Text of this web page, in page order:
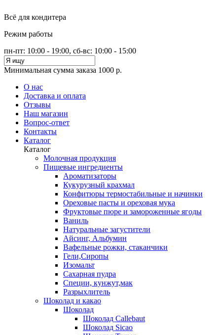
Всё для кондитера
Режим работы
пн-пт: 10:00 - 19:00, сб-вс: 10:00 - 15:00
Минимальная сумма заказа 1000 р.
О нас
Доставка и оплата
Отзывы
Наш магазин
Вопрос-ответ
Контакты
Каталог
Каталог
Молочная продукция
Пищевые ингредиенты
Ароматизаторы
Кукурузный крахмал
Конфитюры термостабильные и начинки
Ореховые пасты и ореховая мука
Фруктовые пюре и замороженные ягоды
Ваниль
Натуральные загустители
Айсинг, Альбумин
Вафельные рожки, стаканчики
Гели,Сиропы
Изомальт
Сахарная пудра
Специи, кунжут,мак
Разрыхлитель
Шоколад и какао
Шоколад
Шоколад Callebaut
Шоколад Sicao